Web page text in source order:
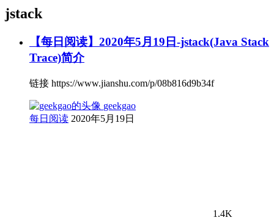
jstack
【每日阅读】2020年5月19日-jstack(Java Stack
Trace)简介
链接 https://www.jianshu.com/p/08b816d9b34f
geekgao
每日阅读 2020年5月19日
1.4K